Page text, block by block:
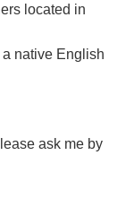
located in
native English
ask me by